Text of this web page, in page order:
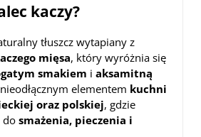
kaczy?
tłuszcz wytapiany z
mięsa, który wyróżnia się
smakiem i aksamitną
nieodłącznym elementem kuchni
oraz polskiej, gdzie
do smażenia, pieczenia i